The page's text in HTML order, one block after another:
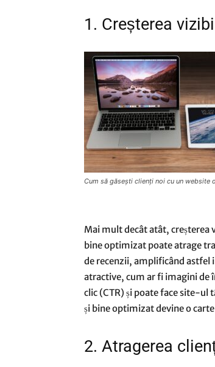
1. Creșterea
Cum să găsești clienți noi cu un website
Mai mult decât atât, creșterea
bine optimizat poate atrage
de recenzii, amplificând astfel
atractive, cum ar fi imagini de
clic (CTR) și poate face site-
și bine optimizat devine o
2. Atragerea